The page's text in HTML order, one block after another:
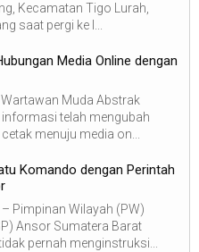
Kecamatan Tigo Lurah,
saat pergi ke l...
Media Online dengan
Wartawan Muda Abstrak
telah mengubah
menuju media on...
Komando dengan Perintah
Pimpinan Wilayah (PW)
Ansor Sumatera Barat
pernah menginstruksi...